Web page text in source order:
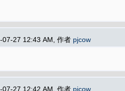
07-27 12:43 AM, 作者 pjcow
07-27 12:42 AM, 作者 pjcow